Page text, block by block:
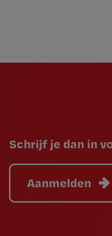
Schrijf je dan in
Aanmelden